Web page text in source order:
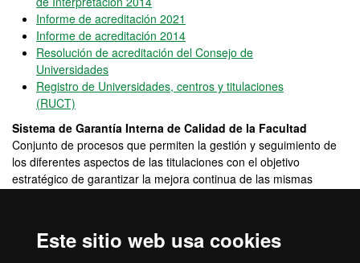
Este sitio web usa cookies
Informe de acreditación 2021
Informe de acreditación 2014
Resolución de acreditación del Consejo de
Universidades
Registro de Universidades, centros y titulaciones
(RUCT)
Sistema de Garantía Interna de Calidad de la Facultad
Conjunto de procesos que permiten la gestión y seguimiento de
los diferentes aspectos de las titulaciones con el objetivo
estratégico de garantizar la mejora continua de las mismas
Comisión de Ordenación Académica y de Titulaciones